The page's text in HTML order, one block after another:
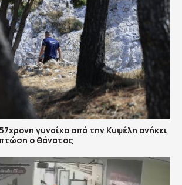
γυναίκα από την Κυψέλη ανήκει
ο θάνατος